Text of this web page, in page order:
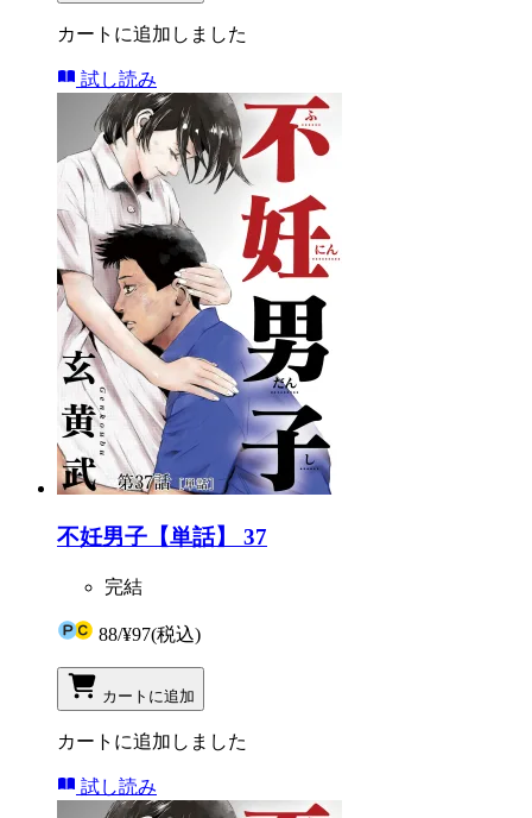
カートに追加しました
試し読み
不妊男子【単話】 37
完結
88/¥97(税込)
カートに追加
カートに追加しました
試し読み